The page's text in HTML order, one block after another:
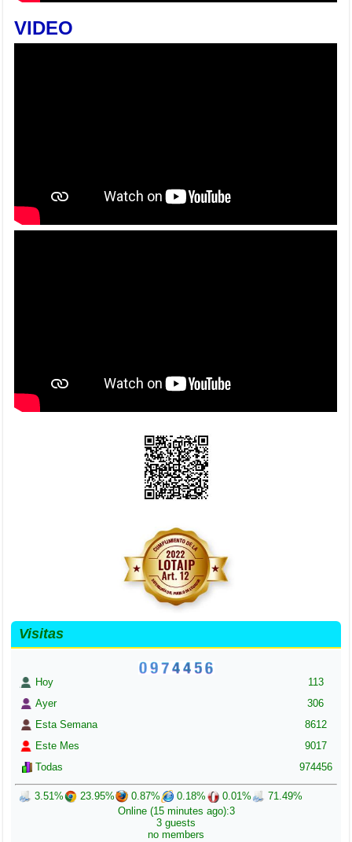
VIDEO
Visitas
Hoy
Ayer
Esta Semana
Este Mes
Todas
113
306
8612
9017
974456
3.51% 23.95% 0.87% 0.18% 0.01%
71.49%
Online (15 minutes ago):3
3 guests
no members